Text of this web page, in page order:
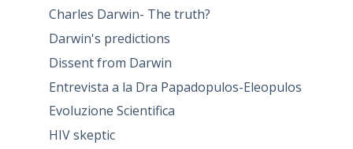
Charles Darwin- The truth?
Darwin's predictions
Dissent from Darwin
Entrevista a la Dra Papadopulos-Eleopulos
Evoluzione Scientifica
HIV skeptic